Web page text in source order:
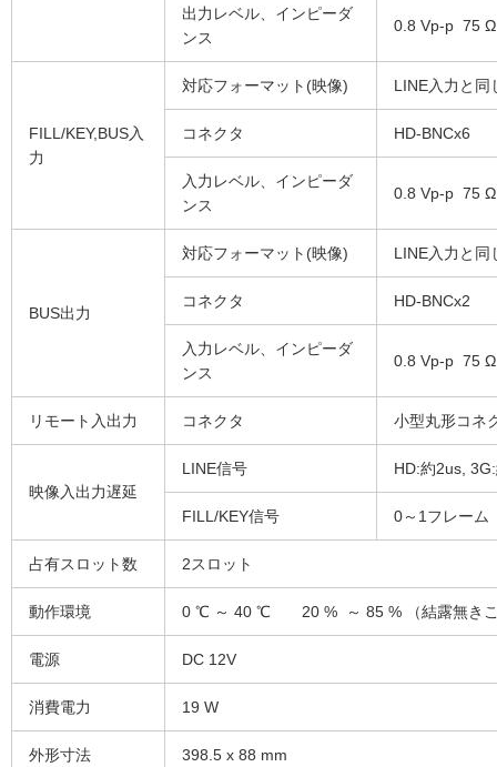
出力レベル、インピーダ
ンス
0.8 Vp-p 75 Ω
FILL/KEY,BUS入
力
対応フォーマット(映像) LINE入力と同
コネクタ HD-BNCx6
入力レベル、インピーダ
ンス
0.8 Vp-p 75 Ω
BUS出力
対応フォーマット(映像) LINE入力と同
コネクタ HD-BNCx2
入力レベル、インピーダ
ンス
0.8 Vp-p 75 Ω
リモート入出力 コネクタ 小型丸形コネ
映像入出力遅延
LINE信号 HD:約2us,
FILL/KEY信号 0～1フレーム
占有スロット数 2スロット
動作環境 0 ℃ ～ 40 ℃ 20 % ～ 85 % （結露無き
電源 DC 12V
消費電力 19 W
外形寸法 398.5 x 88 mm